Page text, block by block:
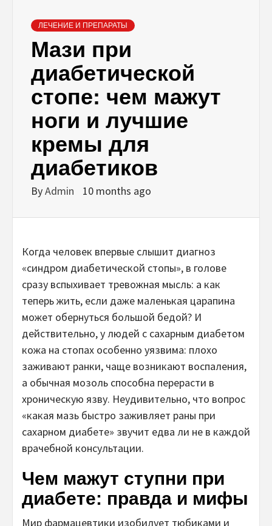
ЛЕЧЕНИЕ И ПРЕПАРАТЫ
Мази при
диабетической
стопе: чем мажут
ноги и лучшие
кремы для
диабетиков
ByAdmin 10 months ago
Когда человек впервые слышит диагноз
«синдром диабетической стопы», в голове
сразу вспыхивает тревожная мысль: а как
теперь жить, если даже маленькая царапина
может обернуться большой бедой? И
действительно, у людей с сахарным диабетом
кожа на стопах особенно уязвима: плохо
заживают ранки, чаще возникают воспаления,
а обычная мозоль способна перерасти в
хроническую язву. Неудивительно, что вопрос
«какая мазь быстро заживляет раны при
сахарном диабете» звучит едва ли не в каждой
врачебной консультации.
Чем мажут ступни при
диабете: правда и мифы
Мир фармацевтики изобилует тюбиками и